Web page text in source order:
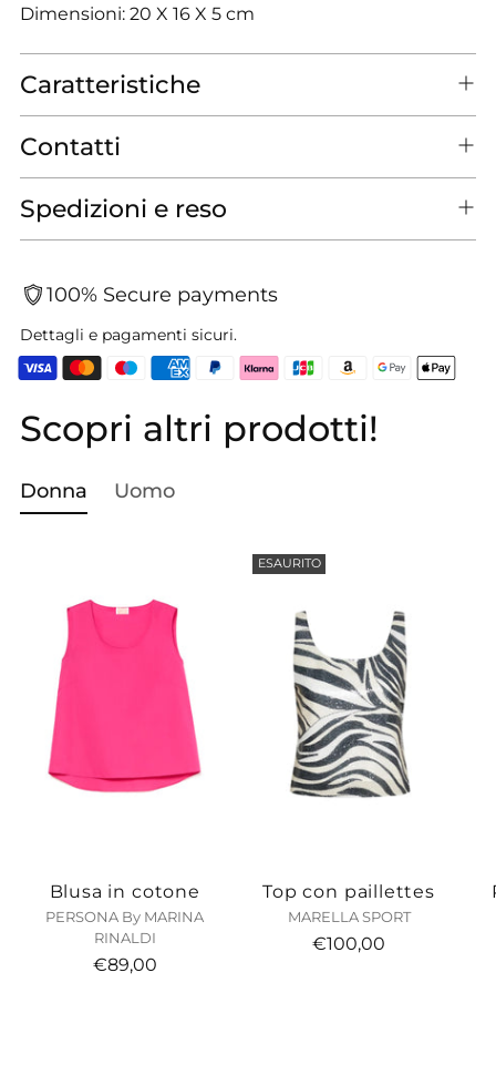
Dimensioni: 20 X 16 X 5 cm
Caratteristiche
Contatti
Spedizioni e reso
100% Secure payments
Dettagli e pagamenti sicuri.
Aggiungere
un
al
Scopri altri prodotti!
Donna Uomo
Blusa in cotone
PERSONA By MARINA
RINALDI
€89,00
ESAURITO
Top con paillettes
MARELLA SPORT
€100,00